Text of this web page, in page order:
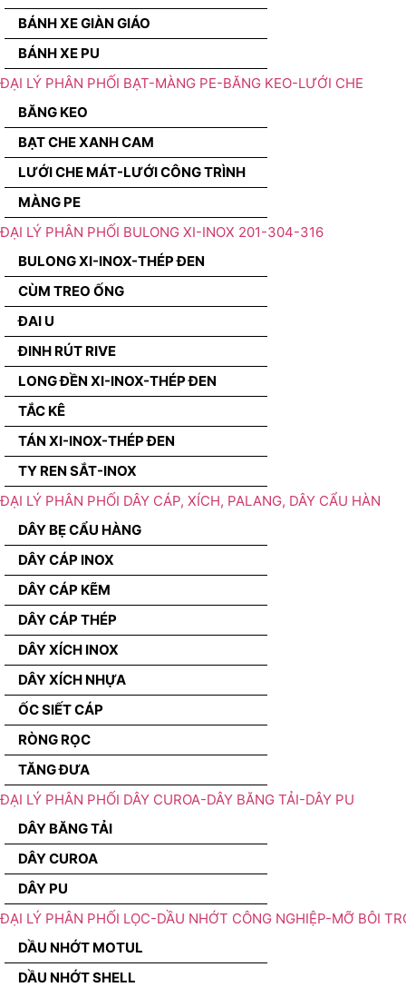
BÁNH XE GIÀN GIÁO
BÁNH XE PU
ĐẠI LÝ PHÂN PHỐI BẠT-MÀNG PE-BĂNG KEO-LƯỚI CHE
BĂNG KEO
BẠT CHE XANH CAM
LƯỚI CHE MÁT-LƯỚI CÔNG TRÌNH
MÀNG PE
ĐẠI LÝ PHÂN PHỐI BULONG XI-INOX 201-304-316
BULONG XI-INOX-THÉP ĐEN
CÙM TREO ỐNG
ĐAI U
ĐINH RÚT RIVE
LONG ĐỀN XI-INOX-THÉP ĐEN
TẮC KÊ
TÁN XI-INOX-THÉP ĐEN
TY REN SẮT-INOX
ĐẠI LÝ PHÂN PHỐI DÂY CÁP, XÍCH, PALANG, DÂY CẨU HÀN
DÂY BẸ CẨU HÀNG
DÂY CÁP INOX
DÂY CÁP KẼM
DÂY CÁP THÉP
DÂY XÍCH INOX
DÂY XÍCH NHỰA
ỐC SIẾT CÁP
RÒNG RỌC
TĂNG ĐƯA
ĐẠI LÝ PHÂN PHỐI DÂY CUROA-DÂY BĂNG TẢI-DÂY PU
DÂY BĂNG TẢI
DÂY CUROA
DÂY PU
ĐẠI LÝ PHÂN PHỐI LỌC-DẦU NHỚT CÔNG NGHIỆP-MỠ BÔI
DẦU NHỚT MOTUL
DẦU NHỚT SHELL